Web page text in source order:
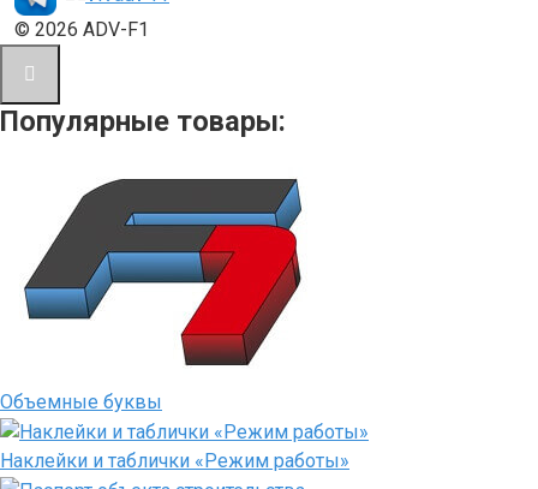
© 2026 ADV-F1
Популярные товары:
Объемные буквы
Наклейки и таблички «Режим работы»